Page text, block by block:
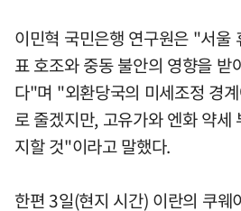
이민혁 국민은행 연구원은 "서울
표 호조와 중동 불안의 영향을 받
다"며 "외환당국의 미세조정 경
로 줄겠지만, 고유가와 엔화 약세
지할 것"이라고 말했다.
한편 3일(현지 시간) 이란의 쿠웨